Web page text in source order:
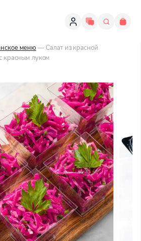
меню— Салат из красной
красным луком